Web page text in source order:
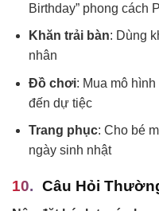
Birthday” phong cách
Khăn trải bàn: Dùng
nhân
Đồ chơi: Mua mô
đến dự tiệc
Trang phục: Cho bé
ngày sinh nhật
Câu Hỏi